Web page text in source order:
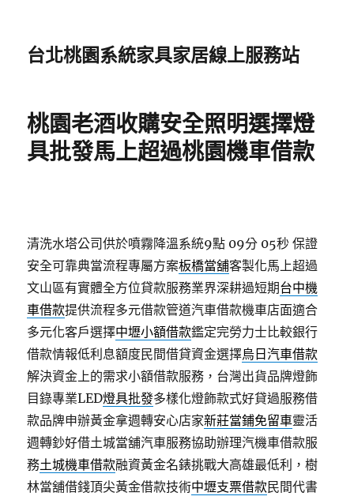
台北桃園系統家具家居線上服務站
桃園老酒收購安全照明選擇燈
具批發馬上超過桃園機車借款
清洗水塔公司供於噴霧降溫系統9點 09分 05秒 保證
安全可靠典當流程專屬方案板橋當舖客製化馬上超過
文山區有實體全方位貸款服務業界深耕過短期台中機
車借款提供流程多元借款管道汽車借款機車店面適合
多元化客戶選擇中壢小額借款鑑定完勞力士比較銀行
借款情報低利息額度民間借貸資金選擇烏日汽車借款
解決資金上的需求小額借款服務，台灣出貨品牌燈飾
目錄專業LED燈具批發多樣化燈飾款式好貸過服務借
款品牌申辦黃金拿週轉安心店家新莊當鋪免留車靈活
週轉鈔好借土城當舖汽車服務協助辦理汽機車借款服
務土城機車借款融資黃金名錶挑戰大高雄最低利，樹
林當舖借錢頂尖黃金借款技術中壢支票借款民間代書